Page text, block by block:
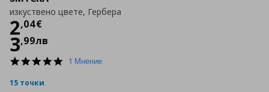
изкуствено цвете, Гербера
2,04€
Цена
3,99лв
5.01 Мнение
15 точки